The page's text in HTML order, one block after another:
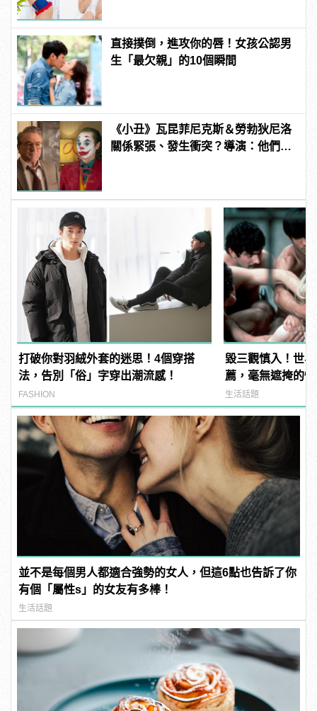
直接撲倒，進攻你的唇！女孩公認男
生「最欠親」的10個瞬間
《小丑》瓦昆菲尼克斯＆勞勃狄尼洛
關係緊張、發生衝突？導演：他們在
打破你對羽絨外套的迷思！4個穿搭
法，告別「俗」字穿出潮流感！
FASHION
毀三觀慎入！世
薦，毫無遮掩的
噁心到極致！ |
男
生活話題
並不是每個男人都適合強勢的女人，但這6點也告訴了你
有個「屬性s」的女友有多棒！
生活話題